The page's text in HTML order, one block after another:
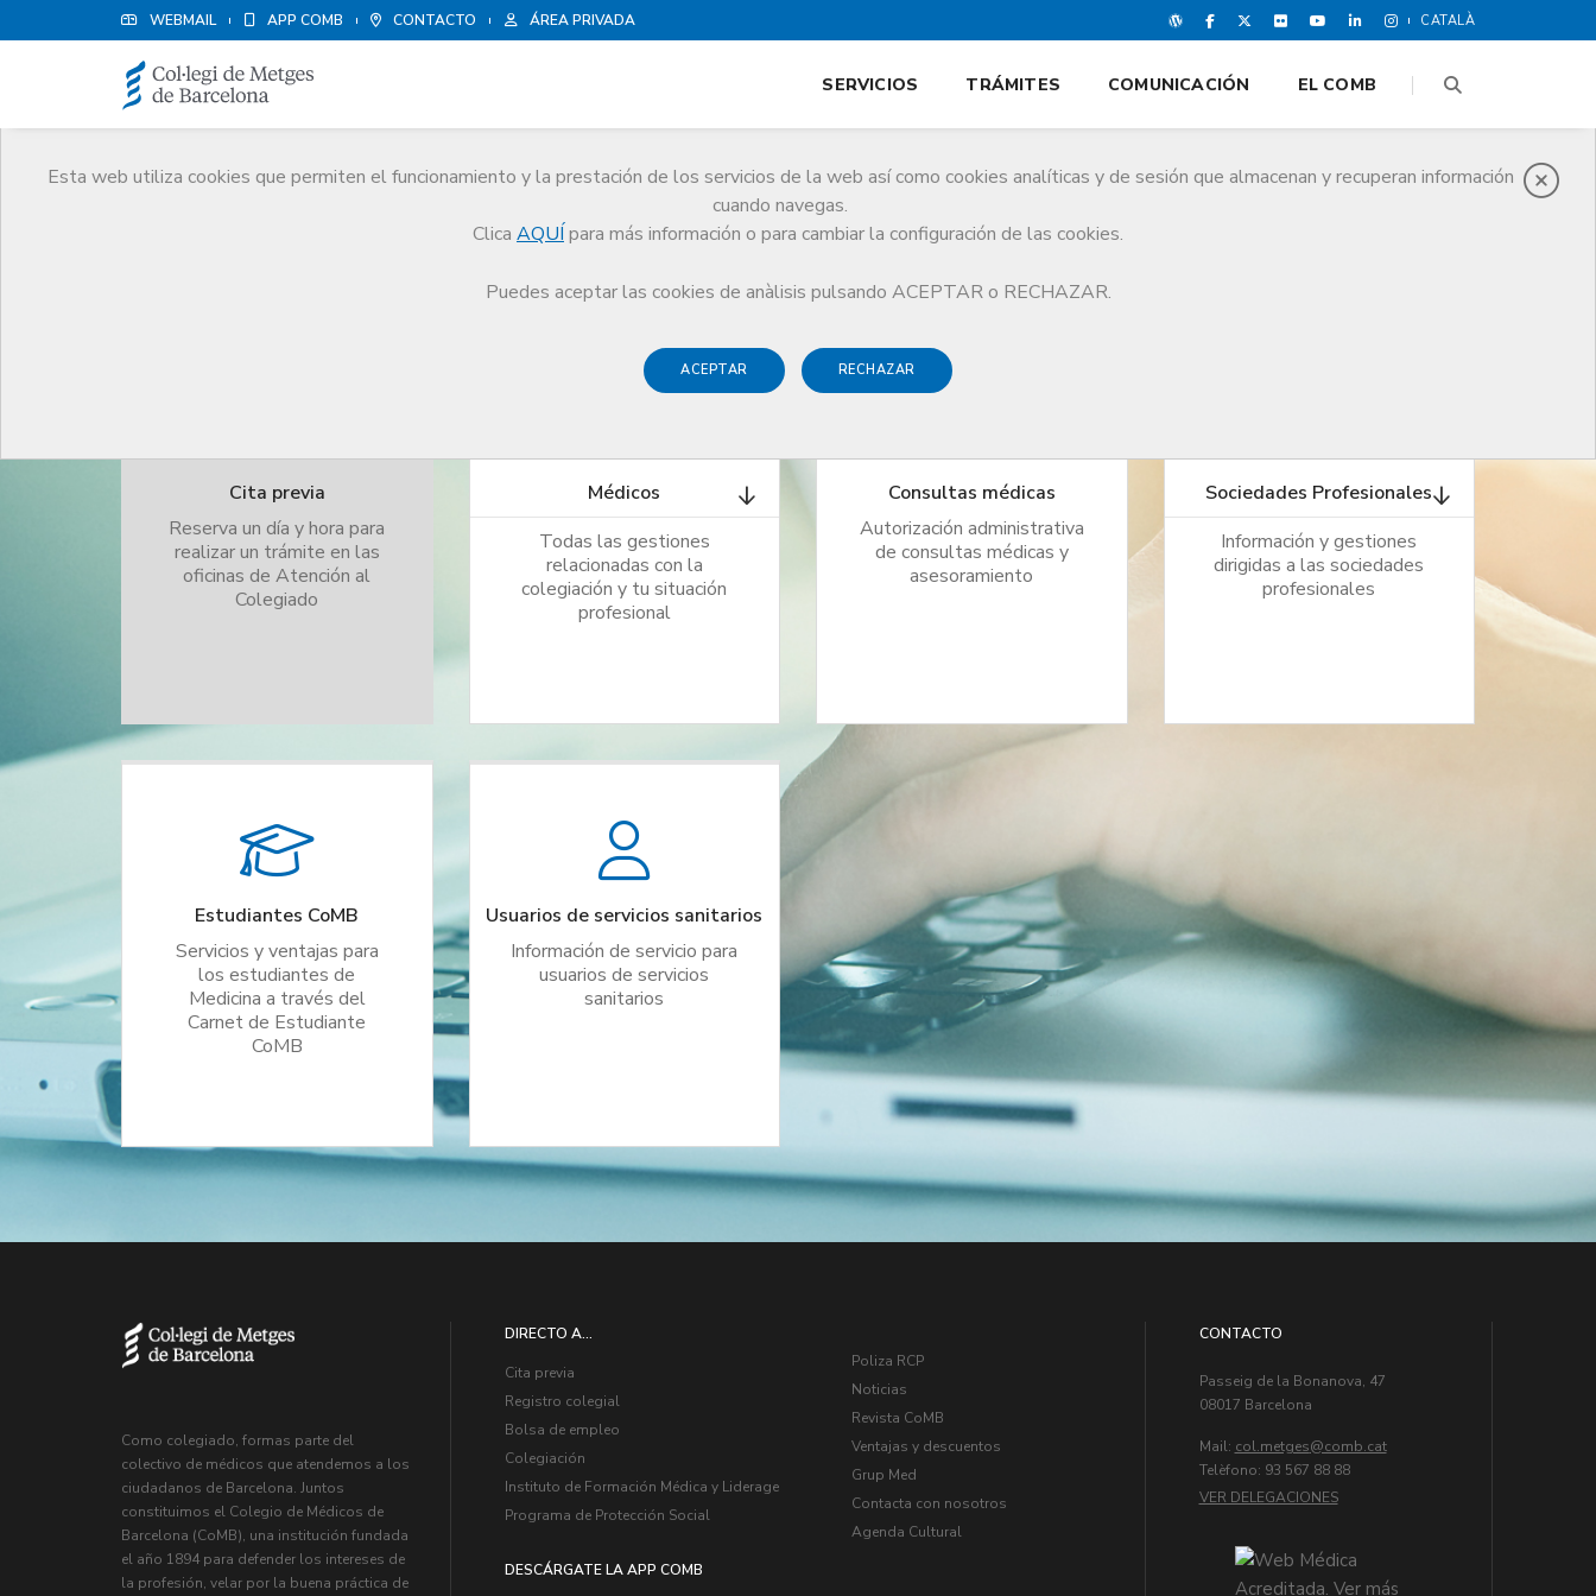
WEBMAIL APP COMB CONTACTO ÁREA PRIVADA CATALÀ
Esta web utiliza cookies que permiten el funcionamiento y la prestación de los servicios de la web así como cookies analíticas y de sesión que almacenan y recuperan información
cuando navegas.
Clica AQUÍ para más información o para cambiar la configuración de las cookies.
Puedes aceptar las cookies de anàlisis pulsando ACEPTAR o RECHAZAR.
ACEPTAR RECHAZAR
SERVICIOS TRÁMITES COMUNICACIÓN EL COMB
Trámites
Asesoramiento personalizado y gestiones dirigidas a médicos, consultas médicas, sociedades
Cita previa
Reserva un día y hora para
realizar un trámite en las
oficinas de Atención al
Colegiado
Médicos
Todas las gestiones
relacionadas con la
colegiación y tu situación
profesional
Consultas médicas
Autorización administrativa
de consultas médicas y
asesoramiento
Sociedades Profesionales
Información y gestiones
dirigidas a las sociedades
profesionales
Estudiantes CoMB
Servicios y ventajas para
los estudiantes de
Medicina a través del
Carnet de Estudiante
CoMB
Usuarios de servicios sanitarios
Información de servicio para
usuarios de servicios
sanitarios
Como colegiado, formas parte del
colectivo de médicos que atendemos a los
ciudadanos de Barcelona. Juntos
constituimos el Colegio de Médicos de
Barcelona (CoMB), una institución fundada
el año 1894 para defender los intereses de
la profesión, velar por la buena práctica de
DIRECTO A...
Cita previa
Registro colegial
Bolsa de empleo
Colegiación
Instituto de Formación Médica y Liderage
Programa de Protección Social
DESCÁRGATE LA APP COMB
Poliza RCP
Noticias
Revista CoMB
Ventajas y descuentos
Grup Med
Contacta con nosotros
Agenda Cultural
CONTACTO
Passeig de la Bonanova, 47
08017 Barcelona
Mail: col.metges
Telèfono: 93 567 88 88
VER DELEGACIONES